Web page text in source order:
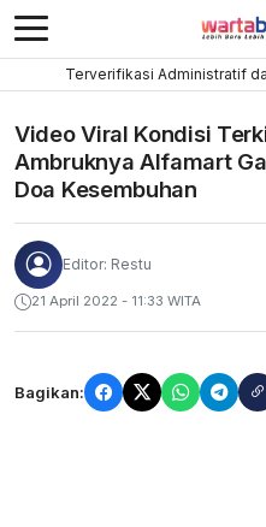
Terverifikasi Administratif
Video Viral Kondisi
Ambruknya Alfamart
Doa Kesembuhan
Editor: Restu
21 April 2022 - 11:33 WITA
Bagikan: